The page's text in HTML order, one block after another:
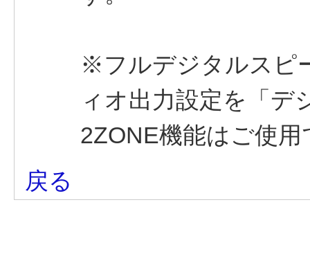
※フルデジタルスピ
ィオ出力設定を「デ
2ZONE機能はご使
戻る